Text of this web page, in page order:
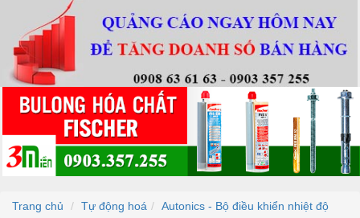
Trang chủ Tự động hoá Autonics - Bộ điều khiển nhiệt độ